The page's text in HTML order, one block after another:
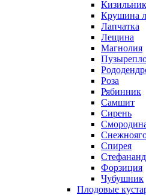
Кизильник
Крушина
Лапчатка
Лещина
Магнолия
Роза
Рябинник
Самшит
Сирень
Спирея
Форзиция
Чубушник
Плодовые